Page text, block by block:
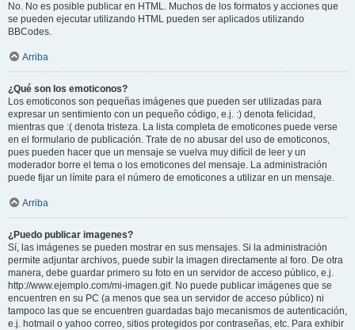
No. No es posible publicar en HTML. Muchos de los formatos y acciones que
se pueden ejecutar utilizando HTML pueden ser aplicados utilizando
BBCodes.
Arriba
¿Qué son los emoticonos?
Los emoticonos son pequeñas imágenes que pueden ser utilizadas para
expresar un sentimiento con un pequeño código, e.j. :) denota felicidad,
mientras que :( denota tristeza. La lista completa de emoticones puede verse
en el formulario de publicación. Trate de no abusar del uso de emoticonos,
pues pueden hacer que un mensaje se vuelva muy difícil de leer y un
moderador borre el tema o los emoticones del mensaje. La administración
puede fijar un límite para el número de emoticones a utilizar en un mensaje.
Arriba
¿Puedo publicar imagenes?
Sí, las imágenes se pueden mostrar en sus mensajes. Si la administración
permite adjuntar archivos, puede subir la imagen directamente al foro. De otra
manera, debe guardar primero su foto en un servidor de acceso público, e.j.
http://www.ejemplo.com/mi-imagen.gif. No puede publicar imágenes que se
encuentren en su PC (a menos que sea un servidor de acceso público) ni
tampoco las que se encuentren guardadas bajo mecanismos de autenticación,
e.j. hotmail o yahoo correo, sitios protegidos por contraseñas, etc. Para exhibir